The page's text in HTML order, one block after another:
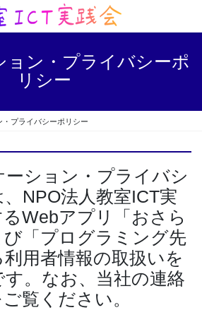
ョン・プライバシーポ
リシー
・プライバシーポリシー
ーション・プライバシ
NPO法人教室ICT実
Webアプリ「おさら
び「プログラミング先
用者情報の取扱いを
。なお、当社の連絡
覧ください。